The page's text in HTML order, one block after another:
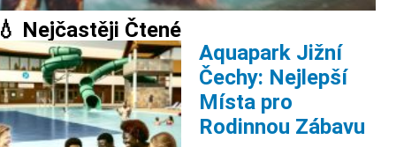
💧 Nejčastěji Čtené
Aquapark Jižní
Čechy: Nejlepší
Místa pro
Rodinnou Zábavu